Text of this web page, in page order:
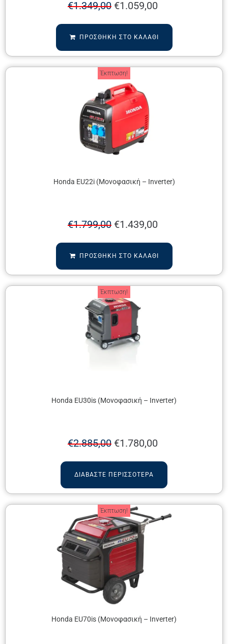
€1.349,00 €1.059,00
ΠΡΟΣΘΉΚΗ ΣΤΟ ΚΑΛΆΘΙ
Έκπτωση!
Honda EU22i (Μονοφασική – Inverter)
€1.799,00 €1.439,00
ΠΡΟΣΘΉΚΗ ΣΤΟ ΚΑΛΆΘΙ
Έκπτωση!
Honda EU30is (Μονοφασική – Inverter)
€2.885,00 €1.780,00
ΔΙΑΒΆΣΤΕ ΠΕΡΙΣΣΌΤΕΡΑ
Έκπτωση!
Honda EU70is (Μονοφασική – Inverter)